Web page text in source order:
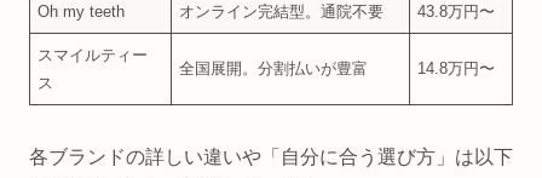
Oh my teeth オンライン完結型。通院不要 43.8万円〜
スマイルティー
ス
全国展開。分割払いが豊富 14.8万円〜
各ブランドの詳しい違いや「自分に合う選び方」は以下